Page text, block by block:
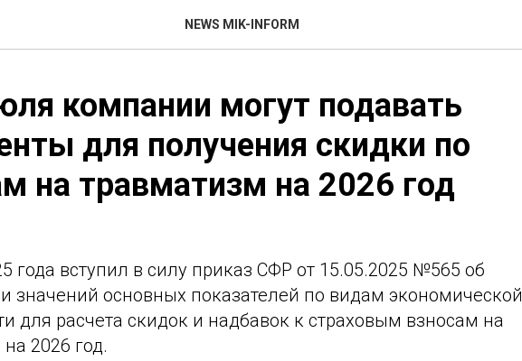
NEWS MIK-INFORM
компании могут подавать
для получения скидки по
на травматизм на 2026 год
года вступил в силу приказ СФР от 15.05.2025 №565 об
значений основных показателей по видам экономической
для расчета скидок и надбавок к страховым взносам на
2026 год.